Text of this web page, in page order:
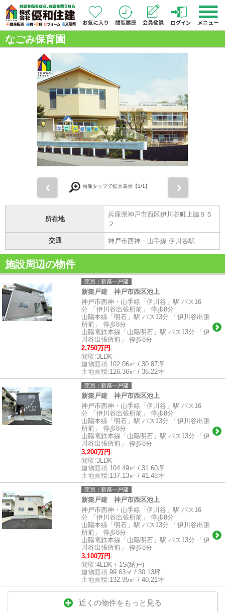
なごみ保育園
画像タップで拡大表示【1/1】
所在地
兵庫県神戸市西区伊川谷町上脇９５
２
交通 神戸市西神・山手線 伊川谷駅
施設周辺の物件
売買｜新築一戸建
新築戸建 神戸市西区池上
神戸市西神・山手線「伊川谷」駅 バス16
分 「伊川谷出張所前」 停歩8分
山陽本線「明石」駅 バス13分 「伊川谷出張
所前」 停歩8分
山陽電鉄本線「山陽明石」駅 バス13分 「伊
川谷出張所前」 停歩8分
2,750万円
間取:3LDK
建物面積:102.06㎡ / 30.87坪
土地面積:126.36㎡ / 38.22坪
売買｜新築一戸建
新築戸建 神戸市西区池上
神戸市西神・山手線「伊川谷」駅 バス16
分 「伊川谷出張所前」 停歩8分
山陽本線「明石」駅 バス13分 「伊川谷出張
所前」 停歩8分
山陽電鉄本線「山陽明石」駅 バス13分 「伊
川谷出張所前」 停歩8分
3,200万円
間取:3LDK
建物面積:104.49㎡ / 31.60坪
土地面積:137.13㎡ / 41.48坪
売買｜新築一戸建
新築戸建 神戸市西区池上
神戸市西神・山手線「伊川谷」駅 バス16
分 「伊川谷出張所前」 停歩8分
山陽本線「明石」駅 バス13分 「伊川谷出張
所前」 停歩8分
山陽電鉄本線「山陽明石」駅 バス13分 「伊
川谷出張所前」 停歩8分
3,100万円
間取:4LDK＋1S(納戸)
建物面積:99.63㎡ / 30.13坪
土地面積:132.95㎡ / 40.21坪
近くの物件をもっと見る